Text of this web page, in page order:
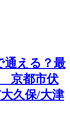
通える？最
京都市伏
久保/大津